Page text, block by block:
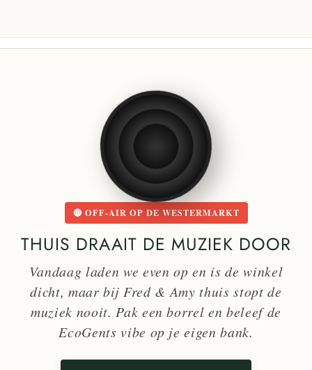
🔴 OFF-AIR OP DE WESTERMARKT
THUIS DRAAIT DE MUZIEK DOOR
Vandaag laden we even op en is de winkel
dicht, maar bij Fred & Amy thuis stopt de
muziek nooit. Pak een borrel en beleef de
EcoGents vibe op je eigen bank.